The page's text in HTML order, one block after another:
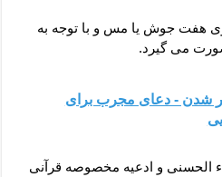
هفت جوش یا مس و با توجه به
می گیرد.
شدن - دعای مجرب برای
الحسنی و ادعیه مخصوصه قرآنی